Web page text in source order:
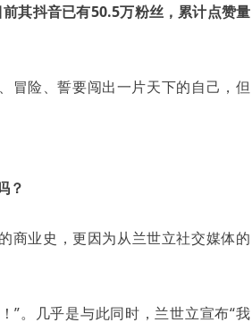
其抖音已有50.5万粉丝，累计点赞量
冒险、誓要闯出一片天下的自己，但
？
商业史，更因为从兰世立社交媒体的
”。几乎是与此同时，兰世立宣布“我